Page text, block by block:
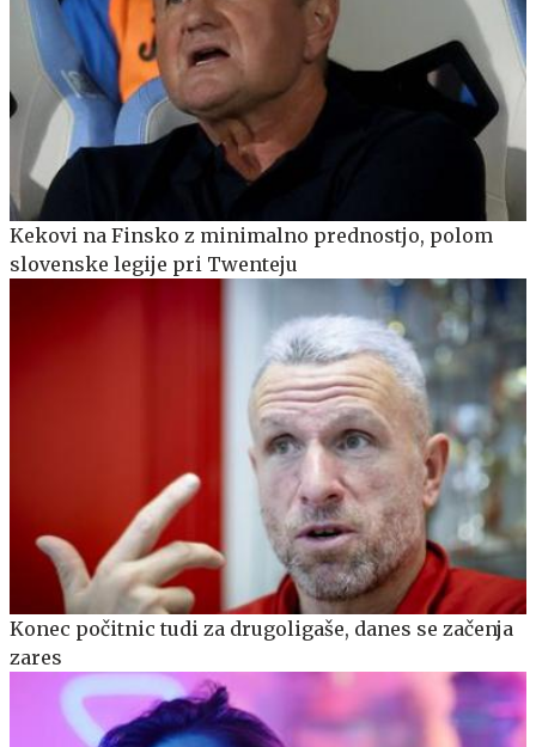
Kekovi na Finsko z minimalno prednostjo, polom
slovenske legije pri Twenteju
Konec počitnic tudi za drugoligaše, danes se začenja
zares